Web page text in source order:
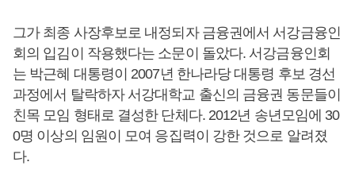
그가 최종 사장후보로 내정되자 금융권에서 서강금융인
회의 입김이 작용했다는 소문이 돌았다. 서강금융인회
는 박근혜 대통령이 2007년 한나라당 대통령 후보 경선
과정에서 탈락하자 서강대학교 출신의 금융권 동문들이
친목 모임 형태로 결성한 단체다. 2012년 송년모임에 30
0명 이상의 임원이 모여 응집력이 강한 것으로 알려졌
다.